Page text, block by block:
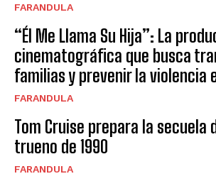
FARANDULA
“Él Me Llama Su Hija”: La
cinematográfica que busca
familias y prevenir la violencia
FARANDULA
Tom Cruise prepara la secuela
trueno de 1990
FARANDULA